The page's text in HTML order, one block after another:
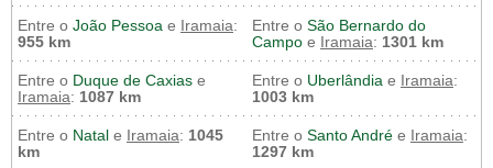
Entre o João Pessoa e Iramaia:
955 km
Entre o São Bernardo do
Campo e Iramaia: 1301 km
Entre o Duque de Caxias e
Iramaia: 1087 km
Entre o Uberlândia e Iramaia:
1003 km
Entre o Natal e Iramaia: 1045
km
Entre o Santo André e Iramaia:
1297 km